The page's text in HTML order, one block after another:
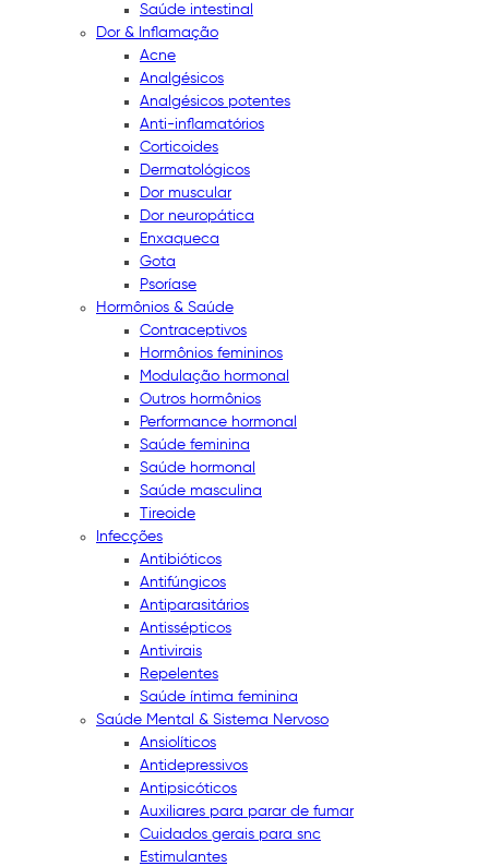
Saúde intestinal
Dor & Inflamação
Acne
Analgésicos
Analgésicos potentes
Anti-inflamatórios
Corticoides
Dermatológicos
Dor muscular
Dor neuropática
Enxaqueca
Gota
Psoríase
Hormônios & Saúde
Contraceptivos
Hormônios femininos
Modulação hormonal
Outros hormônios
Performance hormonal
Saúde feminina
Saúde hormonal
Saúde masculina
Tireoide
Infecções
Antibióticos
Antifúngicos
Antiparasitários
Antissépticos
Antivirais
Repelentes
Saúde íntima feminina
Saúde Mental & Sistema Nervoso
Ansiolíticos
Antidepressivos
Antipsicóticos
Auxiliares para parar de fumar
Cuidados gerais para snc
Estimulantes